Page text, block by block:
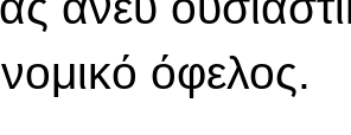
όφελος.